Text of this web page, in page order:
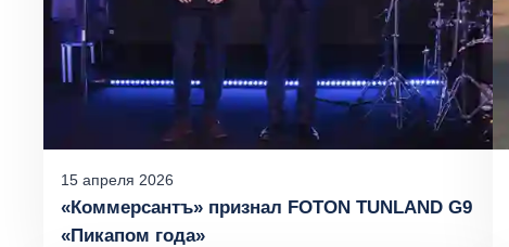
15 апреля 2026
«Коммерсантъ» признал FOTON TUNLAND G9
«Пикапом года»